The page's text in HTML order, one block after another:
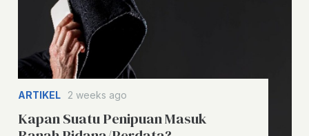
ARTIKEL 2 weeks ago
Kapan Suatu Penipuan Masuk